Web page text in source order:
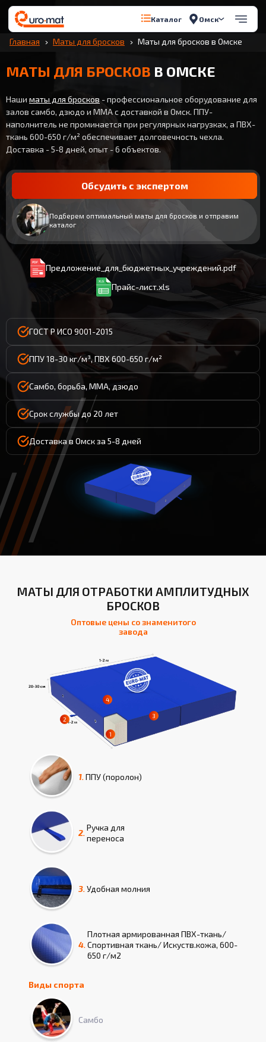
Каталог Омск
Главная Маты для бросков Маты для бросков в Омске
МАТЫ ДЛЯ БРОСКОВ В ОМСКЕ
Наши маты для бросков- профессиональное оборудование для
залов самбо, дзюдо и ММА с доставкой в Омск. ППУ-
наполнитель не проминается при регулярных нагрузках, а ПВХ-
ткань 600-650 г/м² обеспечивает долговечность чехла.
Доставка - 5-8 дней, опыт - 6 объектов.
Обсудить с экспертом
Подберем оптимальный маты для бросков и отправим
каталог
Предложение_для_бюджетных_учреждений.pdf
Прайс-лист.xls
ГОСТ Р ИСО 9001-2015
ППУ 18-30 кг/м³, ПВХ 600-650 г/м²
Самбо, борьба, ММА, дзюдо
Срок службы до 20 лет
Доставка в Омск за 5-8 дней
МАТЫ ДЛЯ ОТРАБОТКИ АМПЛИТУДНЫХ
БРОСКОВ
Оптовые цены со знаменитого
завода
1. ППУ (поролон)
2.
Ручка для
переноса
3. Удобная молния
4.
Плотная армированная ПВХ-ткань/
Спортивная ткань/ Искуств.кожа, 600-
650 г/м2
Виды спорта
Самбо